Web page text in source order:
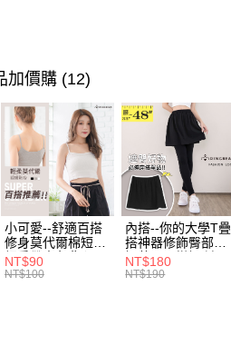
加價購 (12)
小可愛--舒適百搭
修身莫代爾棉短版
細肩帶素色背心
(白.黑.灰L-2L)-
NT$90
NT$100
內搭--你的大學T疊
搭神器修飾臀部下
擺萬用內搭裙/遮臀
裙(黑2L-6L)-Q155
NT$180
NT$190